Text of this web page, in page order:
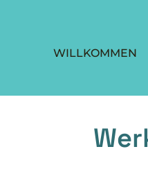
WILLKOMMEN